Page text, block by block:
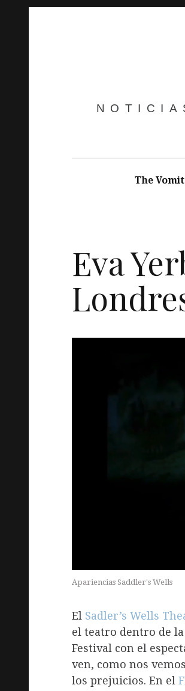
The
Eva
Apariencias Saddler's Wells
El Sadler’s Wells
el teatro dentro de
Festival con el
ven, como nos
los prejuicios. En el